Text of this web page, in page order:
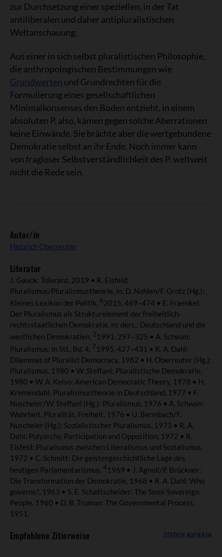
zur Durchsetzung einer speziellen, in der Tat
antiliberalen und daher antipluralistischen
Weltanschauung.
Aus einer in sich selbst pluralistischen Philosophie,
die anthropologischen Bestimmungen wie
Grundwerten und Grundrechten für die
Formulierung eines gesellschaftlichen
Minimalkonsenses den Boden entzieht, in einem
absoluten P. also, kämen gegen solche Aberrationen
keine Einwände. Sie brächte aber die wertgebundene
Demokratie selbst an ihr Ende. Noch immer kann
von fragloser Selbstverständlichkeit des P. weltweit
nicht die Rede sein.
Autor/in
Heinrich Oberreuter
Literatur
J. Gauck: Toleranz, 2019 • R. Eisfeld:
Pluralismus/Pluralismustheorie, in: D. Nohlen/F. Grotz (Hg.):
Kleines Lexikon der Politik, 62015, 469–474 • E. Fraenkel:
Der Pluralismus als Strukturelement der freiheitlich-
rechtsstaatlichen Demokratie, in: ders.: Deutschland und die
westlichen Demokratien, 2 1991, 297–325 • A. Schwan:
Pluralismus: in StL, Bd. 4, 7 1995, 427–431 • R. A. Dahl:
Dilemmas of Pluralist Democracy, 1982 • H. Oberreuter (Hg.):
Pluralismus, 1980 • W. Steffani: Pluralistische Demokratie,
1980 • W. A. Kelso: American Democratic Theory, 1978 • H.
Kremendahl: Pluralismustheorie in Deutschland, 1977 • F.
Nuscheler/W. Steffani (Hg.): Pluralismus, 1976 • A. Schwan:
Wahrheit, Pluralität, Freiheit, 1976 • U. Bermbach/F.
Nuscheler (Hg.): Sozialistischer Pluralismus, 1973 • R. A.
Dahl: Polyarchy. Participation and Opposition, 1972 • R.
Eisfeld: Pluralismus zwischen Liberalismus und Sozialismus,
1972 • C. Schmitt: Die geistesgeschichtliche Lage des
heutigen Parlamentarismus, 4 1969 • J. Agnoli/P. Brückner:
Die Transformation der Demokratie, 1968 • R. A. Dahl: Who
governs?, 1963 • S. E. Schattscheider: The Semi-Sovereign
People, 1960 • D. B. Truman: The Governmental Process,
1951.
Empfohlene Zitierweise ZITATION KOPIEREN